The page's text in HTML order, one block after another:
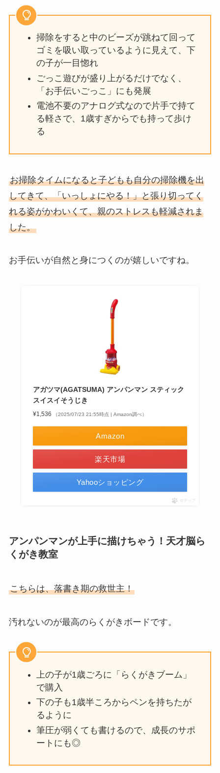
掃除をすると中のビーズが跳ねて回って
ゴミを吸い取っているように見えて、下
の子が一目惚れ
ごっこ遊びが盛り上がるだけでなく、
「お手伝いごっこ」にも発展
電池不要のアナログ式なので片手で持て
る軽さで、1歳すぎからでも持って歩け
る
お掃除タイムになると子どもも自分の掃除機を出
してきて、「いっしょにやる！」と張り切ってく
れる姿がかわいくて、親のストレスも軽減されま
した。
お手伝いが自然と身につくのが嬉しいですね。
アガツマ(AGATSUMA) アンパンマン スティック
スイスイそうじき
¥1,536 （2025/07/23 21:55時点 | Amazon調べ）
Amazon
楽天市場
Yahooショッピング
ポチップ
アンパンマンが上手に描けちゃう！天才脳ら
くがき教室
こちらは、落書き期の救世主！
汚れないのが最高のらくがきボードです。
上の子が1歳ごろに「らくがきブーム」
で購入
下の子も1歳半ころからペンを持ちたが
るように
筆圧が弱くても書けるので、成長のサポ
ートにも◎